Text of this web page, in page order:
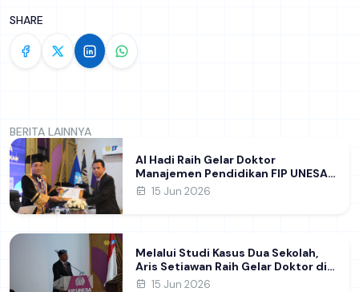
SHARE
BERITA LAINNYA
Al Hadi Raih Gelar Doktor
Manajemen Pendidikan FIP UNESA
melalui Riset Pembentukan
15 Jun 2026
Melalui Studi Kasus Dua Sekolah,
Aris Setiawan Raih Gelar Doktor di
FIP UNESA Usai Kupas Manajemen
15 Jun 2026